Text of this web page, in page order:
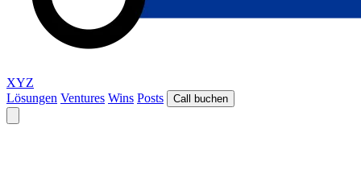
XYZ
Lösungen Ventures Wins Posts Call buchen